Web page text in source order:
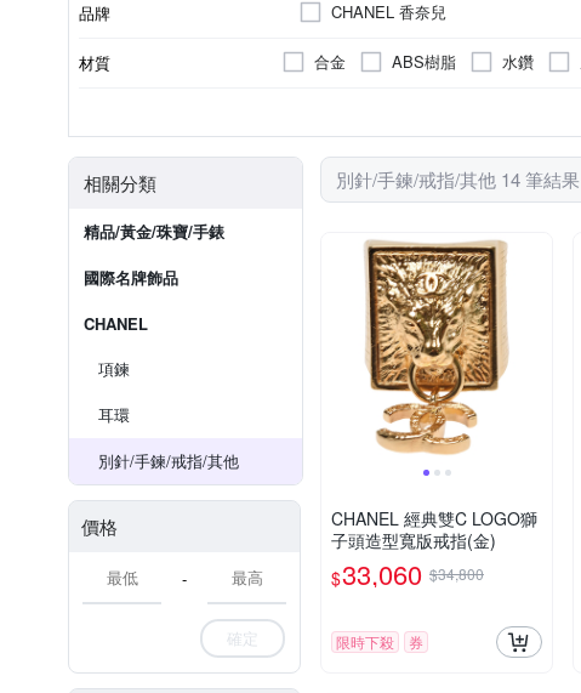
品牌 CHANEL 香奈兒
材質 合金 ABS樹脂 水鑽
相關分類
精品/黃金/珠寶/手錶
國際名牌飾品
CHANEL
項鍊
耳環
別針/手鍊/戒指/其他
價格
-
確定
別針/手鍊/戒指/其他 14 筆結果
CHANEL 經典雙C LOGO獅
子頭造型寬版戒指(金)
$33,060 $34,800
限時下殺 券